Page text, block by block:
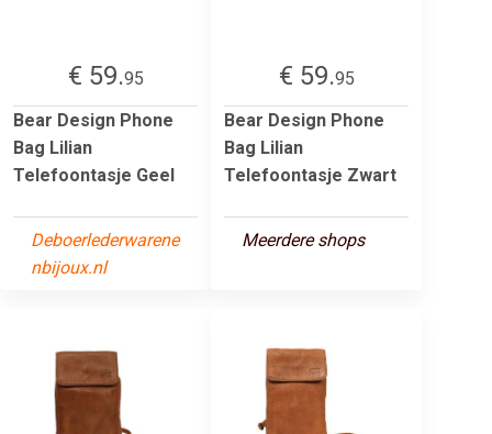
€ 59.95
Bear Design Phone
Bag Lilian
Telefoontasje Geel
Deboerlederwarene
nbijoux.nl
€ 59.95
Bear Design Phone
Bag Lilian
Telefoontasje Zwart
Meerdere shops